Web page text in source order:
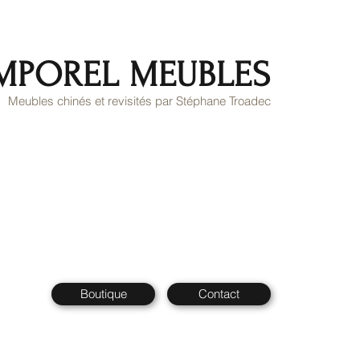
MEUBLES
Meubles chinés et revisités par Stéphane Troadec
Boutique Contact